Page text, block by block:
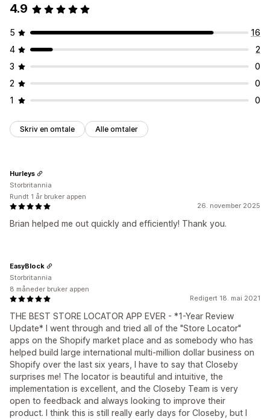
4.9
5
16
4
2
3
0
2
0
1
0
Skriv en omtale Alle omtaler
26. november 2025
Brian helped me out quickly and efficiently! Thank you.
Hurleys
Storbritannia
Rundt 1 år bruker appen
Redigert 18. mai 2021
THE BEST STORE LOCATOR APP EVER - *1-Year Review
Update* I went through and tried all of the "Store Locator"
apps on the Shopify market place and as somebody who has
helped build large international multi-million dollar business on
Shopify over the last six years, I have to say that Closeby
surprises me! The locator is beautiful and intuitive, the
implementation is excellent, and the Closeby Team is very
open to feedback and always looking to improve their
product. I think this is still really early days for Closeby, but I
EasyBlock
Storbritannia
8 måneder bruker appen